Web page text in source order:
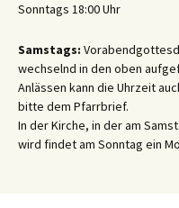
Sonntags 18:00 Uhr
Samstags:
wechselnd in den oben
Anlässen kann die Uhrzeit
bitte dem Pfarrbrief.
In der Kirche, in der am
wird findet am Sonntag ein